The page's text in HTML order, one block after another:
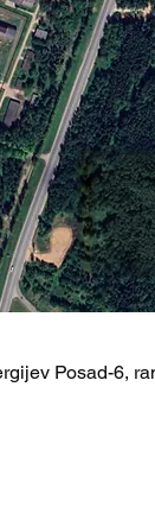
Posad-6,